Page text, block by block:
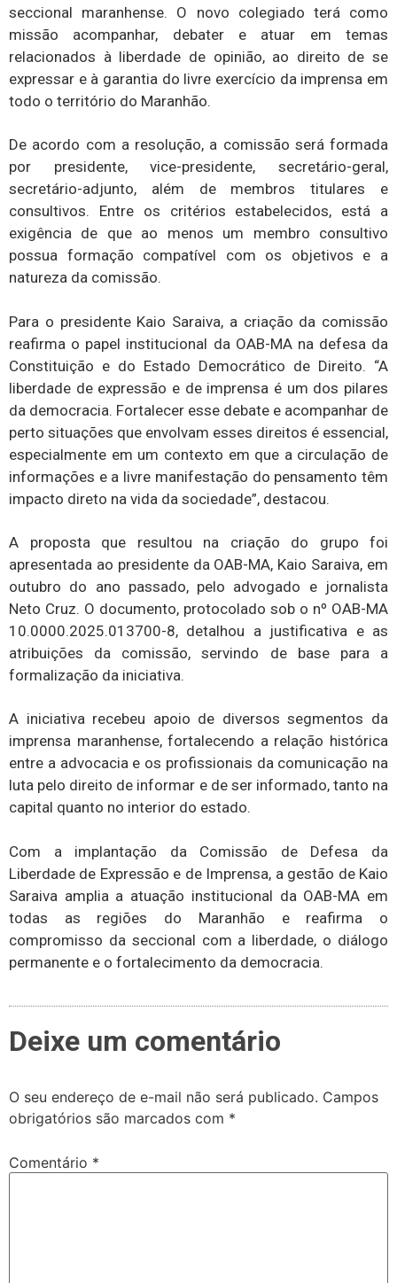
seccional maranhense. O novo colegiado terá como
missão acompanhar, debater e atuar em temas
relacionados à liberdade de opinião, ao direito de se
expressar e à garantia do livre exercício da imprensa em
todo o território do Maranhão.
De acordo com a resolução, a comissão será formada
por presidente, vice-presidente, secretário-geral,
secretário-adjunto, além de membros titulares e
consultivos. Entre os critérios estabelecidos, está a
exigência de que ao menos um membro consultivo
possua formação compatível com os objetivos e a
natureza da comissão.
Para o presidente Kaio Saraiva, a criação da comissão
reafirma o papel institucional da OAB-MA na defesa da
Constituição e do Estado Democrático de Direito. “A
liberdade de expressão e de imprensa é um dos pilares
da democracia. Fortalecer esse debate e acompanhar de
perto situações que envolvam esses direitos é essencial,
especialmente em um contexto em que a circulação de
informações e a livre manifestação do pensamento têm
impacto direto na vida da sociedade”, destacou.
A proposta que resultou na criação do grupo foi
apresentada ao presidente da OAB-MA, Kaio Saraiva, em
outubro do ano passado, pelo advogado e jornalista
Neto Cruz. O documento, protocolado sob o nº OAB-MA
10.0000.2025.013700-8, detalhou a justificativa e as
atribuições da comissão, servindo de base para a
formalização da iniciativa.
A iniciativa recebeu apoio de diversos segmentos da
imprensa maranhense, fortalecendo a relação histórica
entre a advocacia e os profissionais da comunicação na
luta pelo direito de informar e de ser informado, tanto na
capital quanto no interior do estado.
Com a implantação da Comissão de Defesa da
Liberdade de Expressão e de Imprensa, a gestão de Kaio
Saraiva amplia a atuação institucional da OAB-MA em
todas as regiões do Maranhão e reafirma o
compromisso da seccional com a liberdade, o diálogo
permanente e o fortalecimento da democracia.
Deixe um comentário
O seu endereço de e-mail não será publicado. Campos
obrigatórios são marcados com *
Comentário *